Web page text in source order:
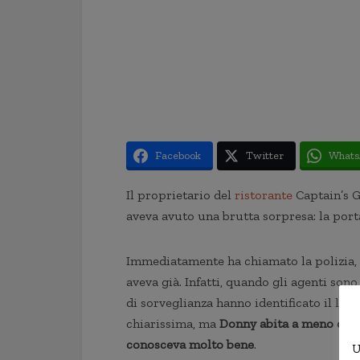
Facebook Twitter
Il proprietario del ristorante Captain’s
aveva avuto una brutta sorpresa: la
Immediatamente ha chiamato la
aveva già. Infatti, quando gli agenti
di sorveglianza hanno identificato il
chiarissima, ma Donny abita a meno di
conosceva molto bene.